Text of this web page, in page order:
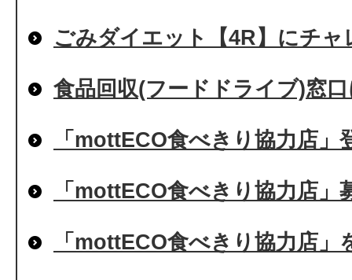
ごみダイエット【4R】にチャ
食品回収(フードドライブ)窓
「mottECO食べきり協力店」
「mottECO食べきり協力店」
「mottECO食べきり協力店